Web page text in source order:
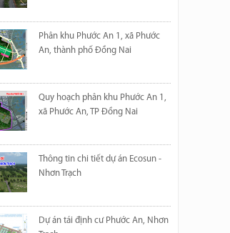
Phân khu Phước An 1, xã Phước
An, thành phố Đồng Nai
Quy hoạch phân khu Phước An 1,
xã Phước An, TP Đồng Nai
Thông tin chi tiết dự án Ecosun -
Nhơn Trạch
Dự án tái định cư Phước An, Nhơn